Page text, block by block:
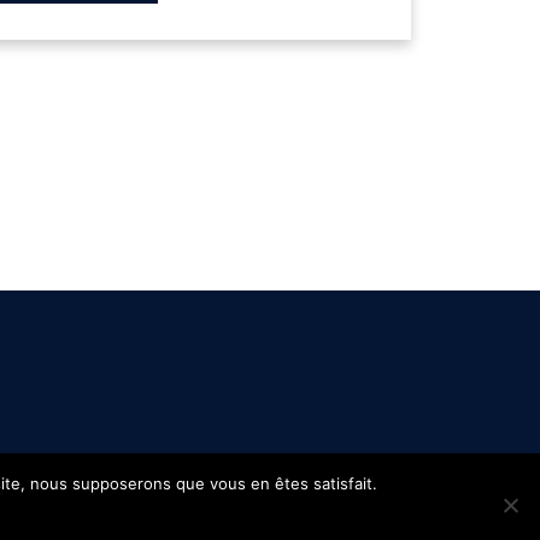
nous supposerons que vous en êtes satisfait.